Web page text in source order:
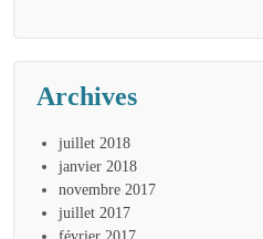
Archives
juillet 2018
janvier 2018
novembre 2017
juillet 2017